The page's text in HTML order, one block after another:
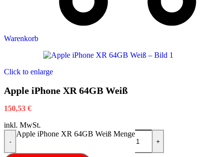
Warenkorb
Click to enlarge
Apple iPhone XR 64GB Weiß
150,53 €
inkl. MwSt.
-
Apple iPhone XR 64GB Weiß Menge
+